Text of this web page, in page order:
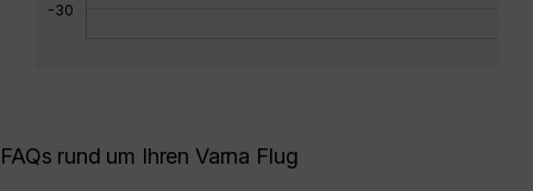
-30
FAQs rund um Ihren Varna Flug